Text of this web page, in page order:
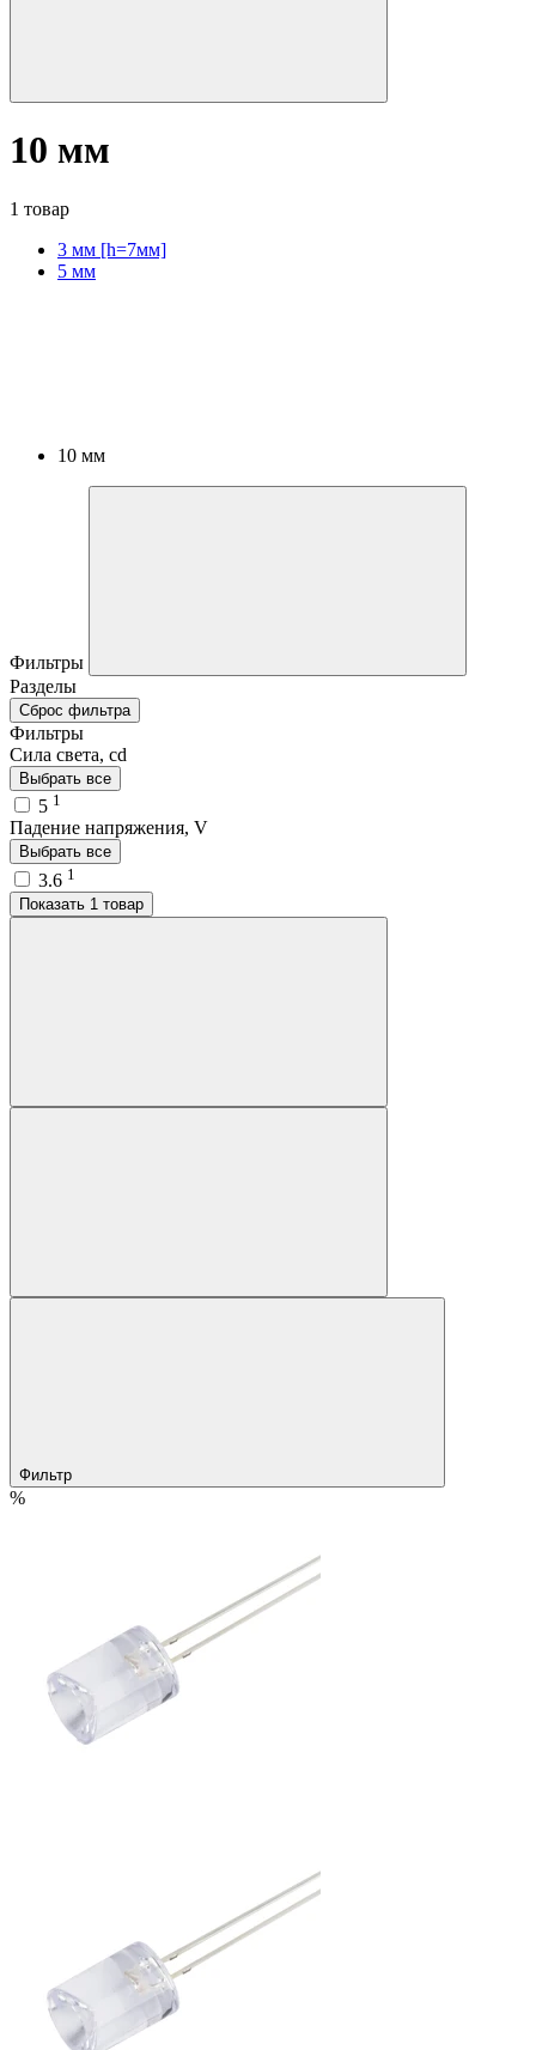
10 мм
1 товар
3 мм [h=7мм]
5 мм
10 мм
Фильтры
Разделы
Сброс фильтра
Фильтры
Сила света, cd
Выбрать все
5 1
Падение напряжения, V
Выбрать все
3.6 1
Показать 1 товар
Фильтр
%